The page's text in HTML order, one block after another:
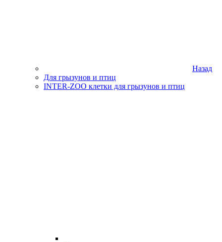
Назад
Для грызунов и птиц
INTER-ZOO клетки для грызунов и птиц